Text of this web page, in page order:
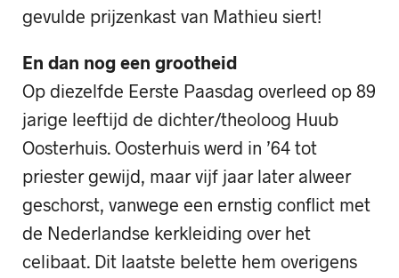
gevulde prijzenkast van Mathieu siert!
En dan nog een grootheid
Op diezelfde Eerste Paasdag overleed op 89
jarige leeftijd de dichter/theoloog Huub
Oosterhuis. Oosterhuis werd in ’64 tot
priester gewijd, maar vijf jaar later alweer
geschorst, vanwege een ernstig conflict met
de Nederlandse kerkleiding over het
celibaat. Dit laatste belette hem overigens